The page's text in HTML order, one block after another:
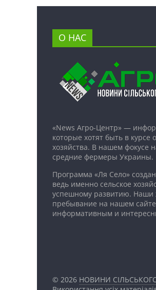
О НАС
«News Агро-Центр» —
которые хотят быть в курсе
хозяйства. В нашем фокусе
средние фермеры Украины.
Программа «Ля Село»
ведь именно сельское
успешному развитию. Наши
пребывание на нашем
информативным и
© 2026 НОВИНИ